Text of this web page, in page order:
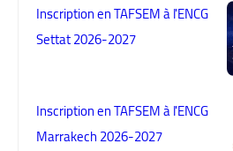
Inscription en TAFSEM à l'ENCG
Settat 2026-2027
Inscription en TAFSEM à l'ENCG
Marrakech 2026-2027